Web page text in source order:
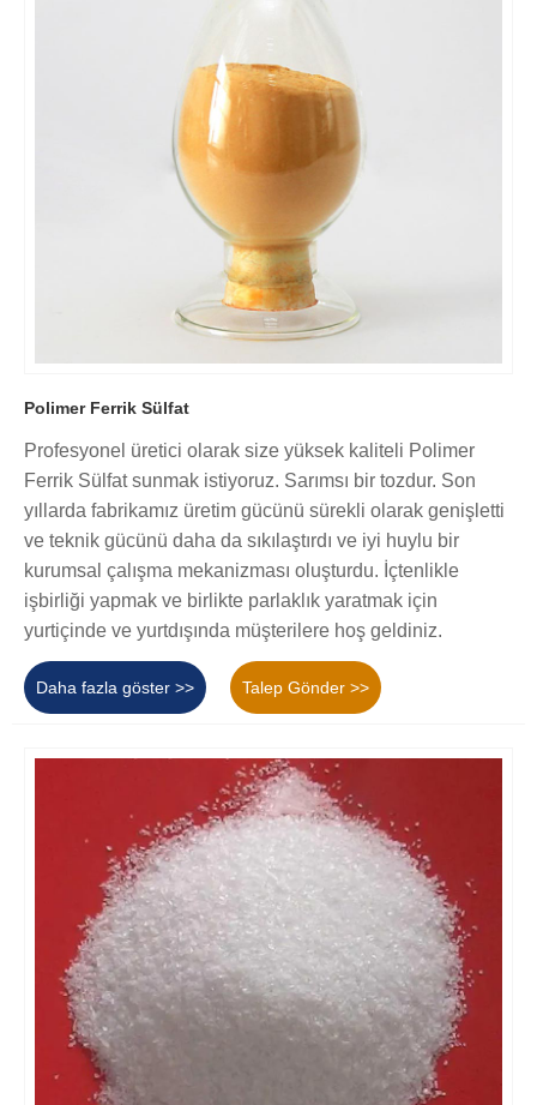
Polimer Ferrik Sülfat
Profesyonel üretici olarak size yüksek kaliteli Polimer
Ferrik Sülfat sunmak istiyoruz. Sarımsı bir tozdur. Son
yıllarda fabrikamız üretim gücünü sürekli olarak genişletti
ve teknik gücünü daha da sıkılaştırdı ve iyi huylu bir
kurumsal çalışma mekanizması oluşturdu. İçtenlikle
işbirliği yapmak ve birlikte parlaklık yaratmak için
yurtiçinde ve yurtdışında müşterilere hoş geldiniz.
Daha fazla göster >> Talep Gönder >>